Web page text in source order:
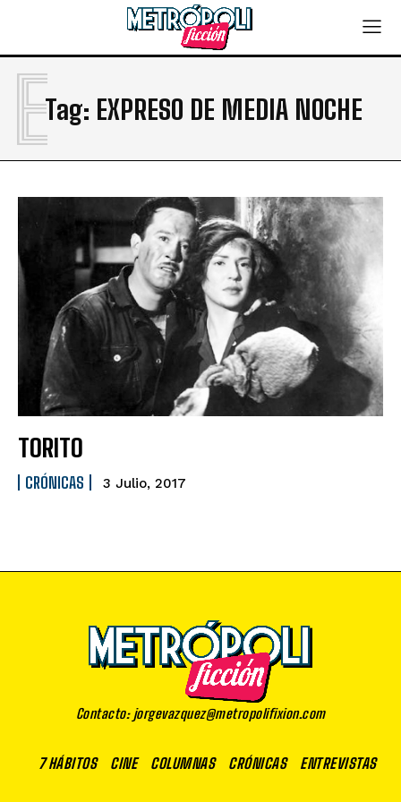
Tag: EXPRESO DE MEDIA NOCHE
E
TORITO
CRÓNICAS 3 Julio, 2017
Contacto: jorgevazquez@metropolifixion.com
7 HÁBITOS CINE COLUMNAS CRÓNICAS ENTREVISTAS